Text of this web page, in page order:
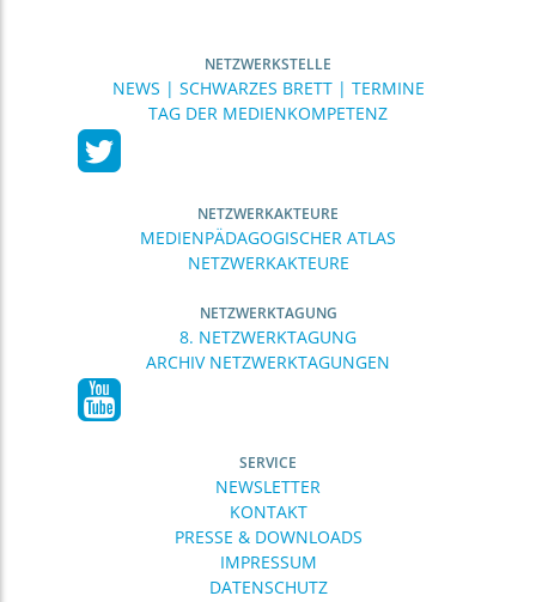
NETZWERKSTELLE
NEWS | SCHWARZES BRETT | TERMINE
TAG DER MEDIENKOMPETENZ
NETZWERKAKTEURE
MEDIENPÄDAGOGISCHER ATLAS
NETZWERKAKTEURE
NETZWERKTAGUNG
8. NETZWERKTAGUNG
ARCHIV NETZWERKTAGUNGEN
SERVICE
NEWSLETTER
KONTAKT
PRESSE & DOWNLOADS
IMPRESSUM
DATENSCHUTZ